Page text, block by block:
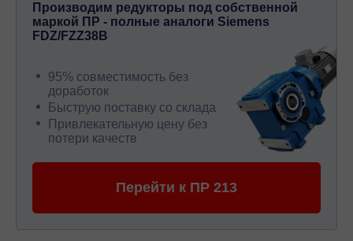
Производим редукторы под собственной
маркой ПР - полные аналоги Siemens
FDZ/FZZ38B
95% совместимость без
доработок
Быструю поставку со склада
Привлекательную цену без
потери качеств
Перейти к ПР 213